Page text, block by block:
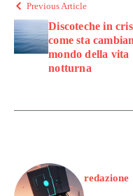
Previous Article
Discoteche in
come sta
mondo della vita
notturna
redazione